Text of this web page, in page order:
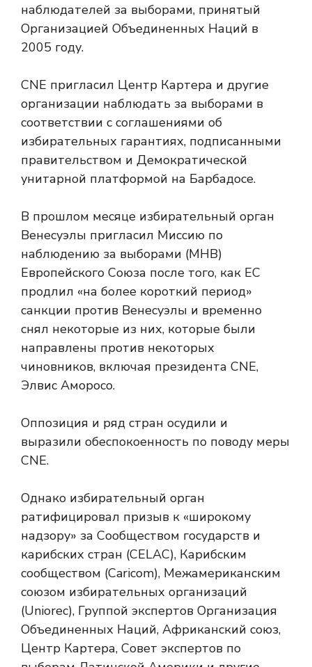
наблюдателей за выборами, принятый
Организацией Объединенных Наций в
2005 году.
CNE пригласил Центр Картера и другие
организации наблюдать за выборами в
соответствии с соглашениями об
избирательных гарантиях, подписанными
правительством и Демократической
унитарной платформой на Барбадосе.
В прошлом месяце избирательный орган
Венесуэлы пригласил Миссию по
наблюдению за выборами (МНВ)
Европейского Союза после того, как ЕС
продлил «на более короткий период»
санкции против Венесуэлы и временно
снял некоторые из них, которые были
направлены против некоторых
чиновников, включая президента CNE,
Элвис Аморосо.
Оппозиция и ряд стран осудили и
выразили обеспокоенность по поводу меры
CNE.
Однако избирательный орган
ратифицировал призыв к «широкому
надзору» за Сообществом государств и
карибских стран (CELAC), Карибским
сообществом (Caricom), Межамериканским
союзом избирательных организаций
(Uniorec), Группой экспертов Организация
Объединенных Наций, Африканский союз,
Центр Картера, Совет экспертов по